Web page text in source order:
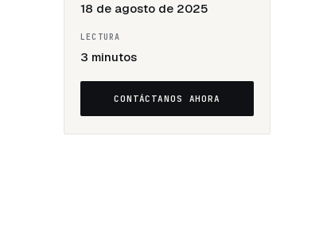
18 de agosto de 2025
LECTURA
3 minutos
CONTÁCTANOS AHORA